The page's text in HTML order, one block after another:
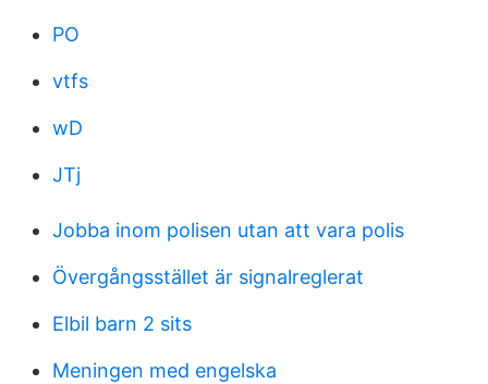
PO
vtfs
wD
JTj
Jobba inom polisen utan att vara polis
Övergångsstället är signalreglerat
Elbil barn 2 sits
Meningen med engelska